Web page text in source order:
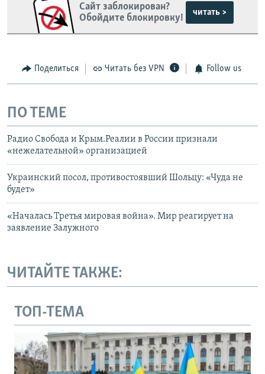
Сайт заблокирован?
Обойдите блокировку!
читать >
Поделиться Читать без VPN Follow us
ПО ТЕМЕ
Радио Свобода и Крым.Реалии в России признали
«нежелательной» организацией
Украинский посол, противостоявший Шольцу: «Чуда не
будет»
«Началась Третья мировая война». Мир реагирует на
заявление Залужного
ЧИТАЙТЕ ТАКЖЕ:
ТОП-ТЕМА